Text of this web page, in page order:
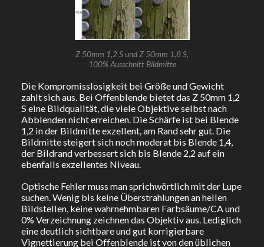
Z 50mm 1,2 S und Z 50mm 1,8 S,
100% Ausschnitt Bildmitte
Die Kompromisslosigkeit bei Größe und Gewicht
zahlt sich aus. Bei Offenblende bietet das Z 50mm 1,2
S eine Bildqualität, die viele Objektive selbst nach
Abblenden nicht erreichen. Die Schärfe ist bei Blende
1,2 in der Bildmitte exzellent, am Rand sehr gut. Die
Bildmitte steigert sich noch moderat bis Blende 1,4,
der Bildrand verbessert sich bis Blende 2,2 auf ein
ebenfalls exzellentes Niveau.
Optische Fehler muss man sprichwörtlich mit der Lupe
suchen. Wenig bis keine Überstrahlungen an hellen
Bildstellen, keine wahrnehmbaren Farbsäume/CA und
0% Verzeichnung zeichnen das Objektiv aus. Lediglich
eine deutlich sichtbare und gut korrigierbare
Vignettierung bei Offenblende ist von den üblichen